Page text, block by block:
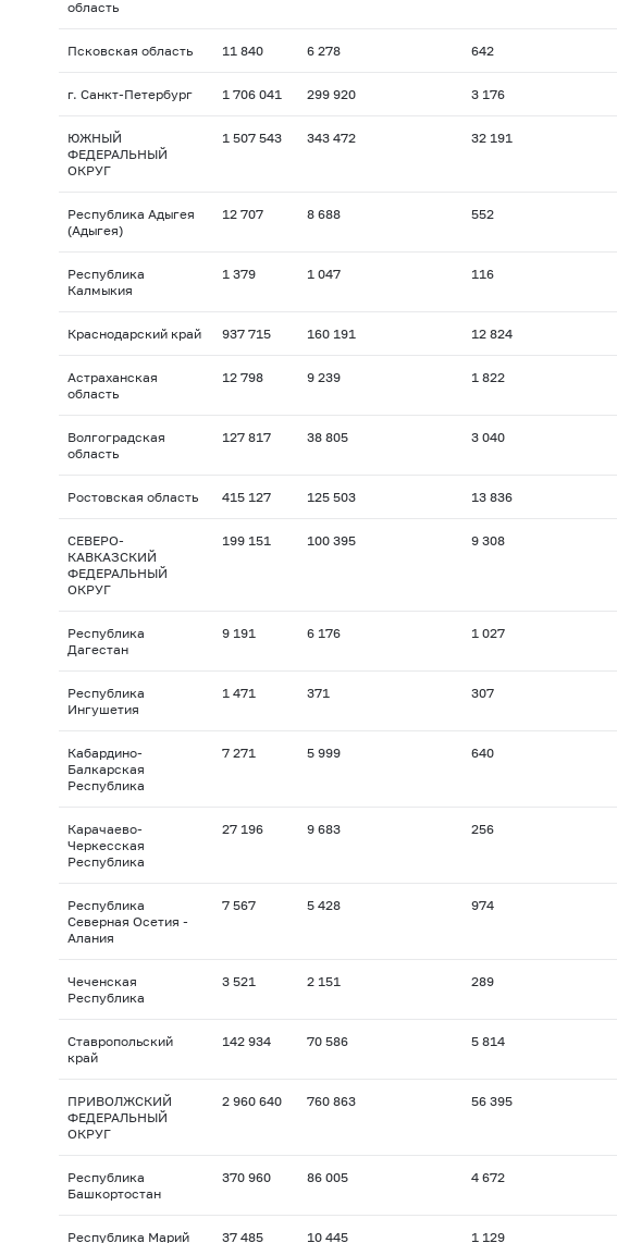
область
Псковская область 11 840 6 278 642
г. Санкт-Петербург 1 706 041 299 920 3 176
ЮЖНЫЙ
ФЕДЕРАЛЬНЫЙ
ОКРУГ
1 507 543 343 472 32 191
Республика Адыгея
(Адыгея)
12 707 8 688 552
Республика
Калмыкия
1 379 1 047 116
Краснодарский край 937 715 160 191 12 824
Астраханская
область
12 798 9 239 1 822
Волгоградская
область
127 817 38 805 3 040
Ростовская область 415 127 125 503 13 836
СЕВЕРО-
КАВКАЗСКИЙ
ФЕДЕРАЛЬНЫЙ
ОКРУГ
199 151 100 395 9 308
Республика
Дагестан
9 191 6 176 1 027
Республика
Ингушетия
1 471 371 307
Кабардино-
Балкарская
Республика
7 271 5 999 640
Карачаево-
Черкесская
Республика
27 196 9 683 256
Республика
Северная Осетия -
Алания
7 567 5 428 974
Чеченская
Республика
3 521 2 151 289
Ставропольский
край
142 934 70 586 5 814
ПРИВОЛЖСКИЙ
ФЕДЕРАЛЬНЫЙ
ОКРУГ
2 960 640 760 863 56 395
Республика
Башкортостан
370 960 86 005 4 672
Республика Марий 37 485 10 445 1 129